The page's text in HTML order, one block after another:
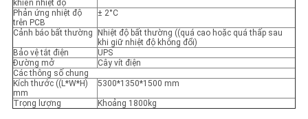
khiển nhiệt độ
Phản ứng nhiệt độ
trên PCB
± 2°C
Cảnh báo bất thường
Nhiệt độ bất thường ((quá cao hoặc quá thấp sau
khi giữ nhiệt độ không đổi)
Bảo vệ tắt điện
UPS
Đường mở
Cây vít điện
Các thông số chung
Kích thước ((L*W*H)
mm
5300*1350*1500 mm
Trọng lượng Khoảng 1800kg